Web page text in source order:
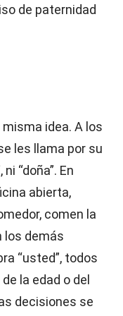
de paternidad
idea. A los
les llama por su
“doña”. En
abierta,
comen la
los demás
“usted”, todos
la edad o del
decisiones se